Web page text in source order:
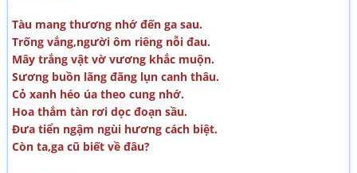
Tàu mang thương nhớ đến ga sau.
Trống vắng,người ôm riêng nỗi đau.
Mây trắng vật vờ vương khắc muộn.
Sương buồn lãng đãng lụn canh thâu.
Cỏ xanh héo úa theo cung nhớ.
Hoa thắm tàn rơi dọc đoạn sầu.
Đưa tiển ngậm ngùi hương cách biệt.
Còn ta,ga cũ biết về đâu?